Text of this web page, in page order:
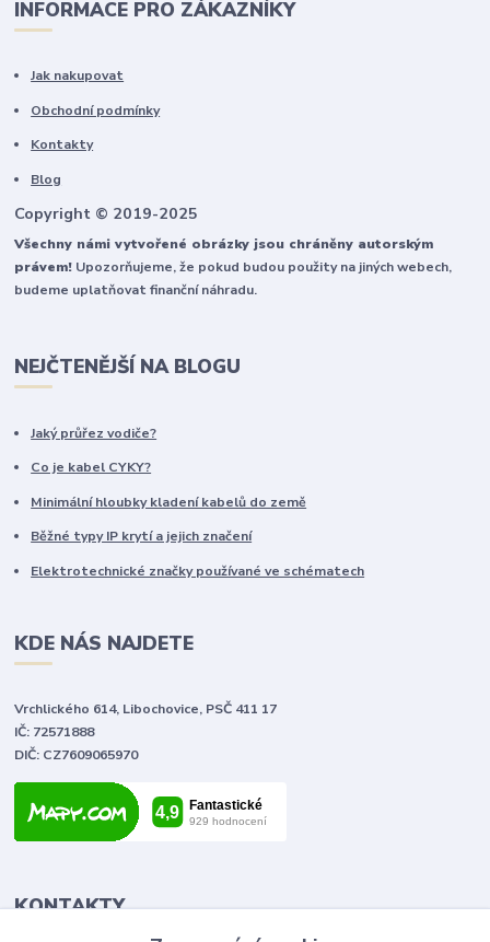
INFORMACE PRO ZÁKAZNÍKY
Jak nakupovat
Obchodní podmínky
Kontakty
Blog
Copyright © 2019-2025
Všechny námi vytvořené obrázky jsou chráněny autorským
právem! Upozorňujeme, že pokud budou použity na jiných webech,
budeme uplatňovat finanční náhradu.
NEJČTENĚJŠÍ NA BLOGU
Jaký průřez vodiče?
Co je kabel CYKY?
Minimální hloubky kladení kabelů do země
Běžné typy IP krytí a jejich značení
Elektrotechnické značky používané ve schématech
KDE NÁS NAJDETE
Vrchlického 614, Libochovice, PSČ 411 17
IČ: 72571888
DIČ: CZ7609065970
KONTAKTY